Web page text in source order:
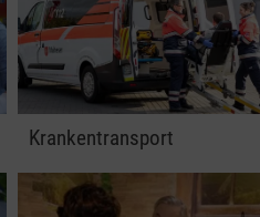
Krankentransport